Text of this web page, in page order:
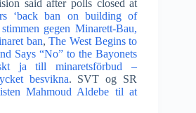
said after polls closed at
‘back ban on building of
gegen Minarett-Bau,
ban, The West Begins to
Says “No” to the Bayonets
ja till minaretsförbud –
besvikna. SVT og SR
Mahmoud Aldebe til at